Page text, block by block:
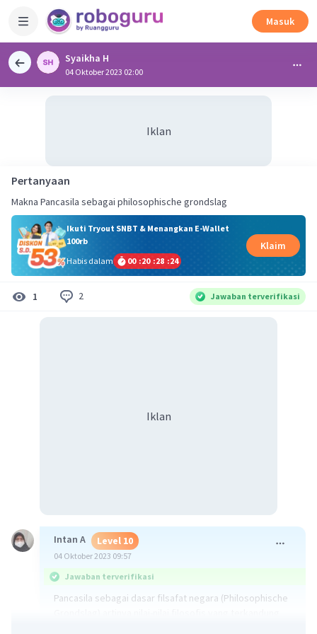
Masuk
Syaikha H
04 Oktober 2023 02:00
Iklan
Pertanyaan
Makna Pancasila sebagai philosophische grondslag
Ikuti Tryout SNBT & Menangkan E-Wallet
100rb
Habis dalam
00 :20 :28 :24
Klaim
1 2 Jawaban terverifikasi
Iklan
Intan A Level 10
04 Oktober 2023 09:57
Jawaban terverifikasi
Pancasila sebagai dasar filsafat negara (Philosophische